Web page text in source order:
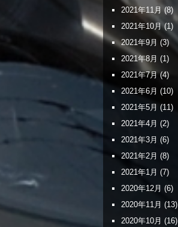
2021年11月 (8)
2021年10月(1)
2021年9月 (3)
2021年8月 (1)
2021年7月(4)
2021年6月 (10)
2021年5月 (11)
2021年4月 (2)
2021年3月 (6)
2021年2月 (8)
2021年1月 (7)
2020年12月 (6)
2020年11月 (13)
2020年10月 (16)